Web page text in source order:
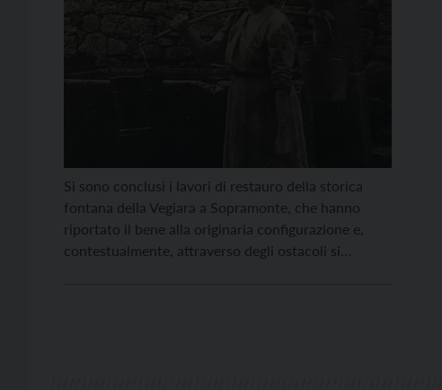
Si sono conclusi i lavori di restauro della storica
fontana della Vegiara a Sopramonte, che hanno
riportato il bene alla originaria configurazione e,
contestualmente, attraverso degli ostacoli si